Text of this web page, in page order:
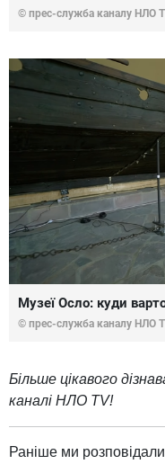
© прес-служба каналу НЛО
Музеї Осло: куди
© прес-служба каналу НЛО
Більше цікавого
каналі НЛО TV!
Раніше ми